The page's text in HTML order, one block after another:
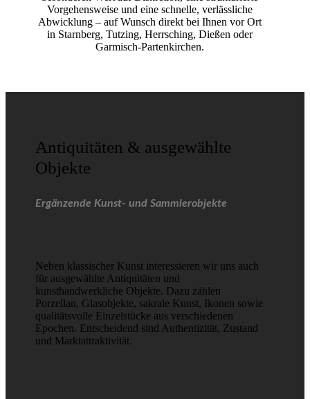
Vorgehensweise und eine schnelle, verlässliche
Abwicklung – auf Wunsch direkt bei Ihnen vor Ort
in Starnberg, Tutzing, Herrsching, Dießen oder
Garmisch-Partenkirchen.
Antiquitäten & ausgewählte
Objekte
Ergänzende Kunst- und Sammlerobjekte
Neben klassischer Kunst interessieren wir uns auch
für ausgewählte Antiquitäten und
kunsthandwerkliche Objekte. Dazu zählen
Porzellan, Glasobjekte, sakrale Kunst, Ikonen sowie
qualitätsvolle Einzelstücke aus verschiedenen
Epochen. Entscheidend sind Authentizität, Zustand
und Marktattraktivität.